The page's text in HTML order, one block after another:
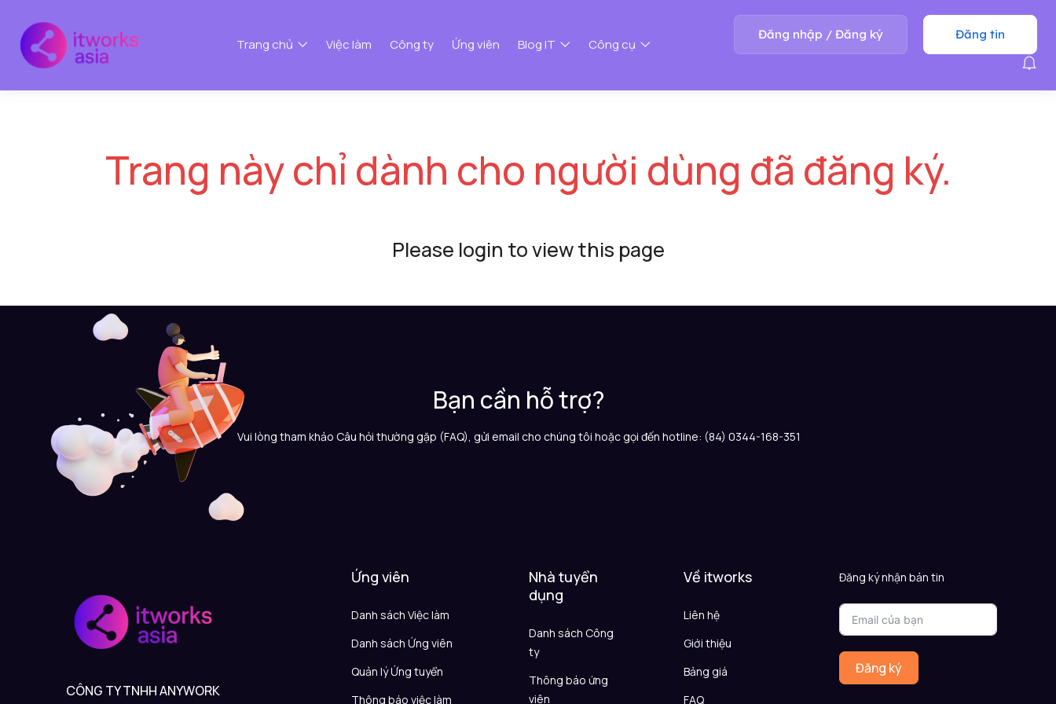
Trang chủ Việc làm Công ty Ứng viên Blog IT Công cụ
Đăng nhập / Đăng ký Đăng tin
Trang này chỉ dành cho người dùng đã đăng ký.
Please login to view this page
Bạn cần hỗ trợ?
Vui lòng tham khảo Câu hỏi thường gặp (FAQ), gửi email cho chúng tôi hoặc gọi đến hotline: (84) 0344-168-351
CÔNG TY TNHH ANYWORK
Ứng viên
Danh sách Việc làm
Danh sách Ứng viên
Quản lý Ứng tuyển
Thông báo việc làm
Nhà tuyển
dụng
Danh sách Công
ty
Thông báo ứng
viên
Về itworks
Liên hệ
Giới thiệu
Bảng giá
FAQ
Đăng ký nhận bản tin
Đăng ký